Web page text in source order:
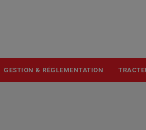
GESTION & RÉGLEMENTATION